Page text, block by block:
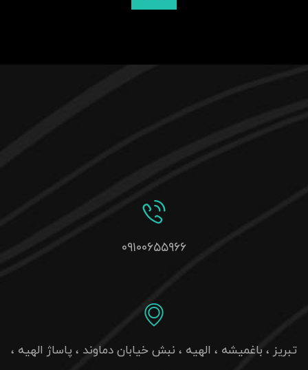
۰۹۱۰۰۶۵۵۹۶۶
تبریز ، باغمیشه ، الهیه ، نبش خیابان دماوند ، پاساژ الهیه ،